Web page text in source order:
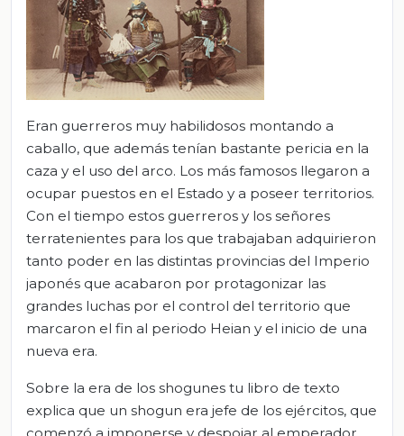
Eran guerreros muy habilidosos montando a
caballo, que además tenían bastante pericia en la
caza y el uso del arco. Los más famosos llegaron a
ocupar puestos en el Estado y a poseer territorios.
Con el tiempo estos guerreros y los señores
terratenientes para los que trabajaban adquirieron
tanto poder en las distintas provincias del Imperio
japonés que acabaron por protagonizar las
grandes luchas por el control del territorio que
marcaron el fin al periodo Heian y el inicio de una
nueva era.
Sobre la era de los shogunes tu libro de texto
explica que un shogun era jefe de los ejércitos, que